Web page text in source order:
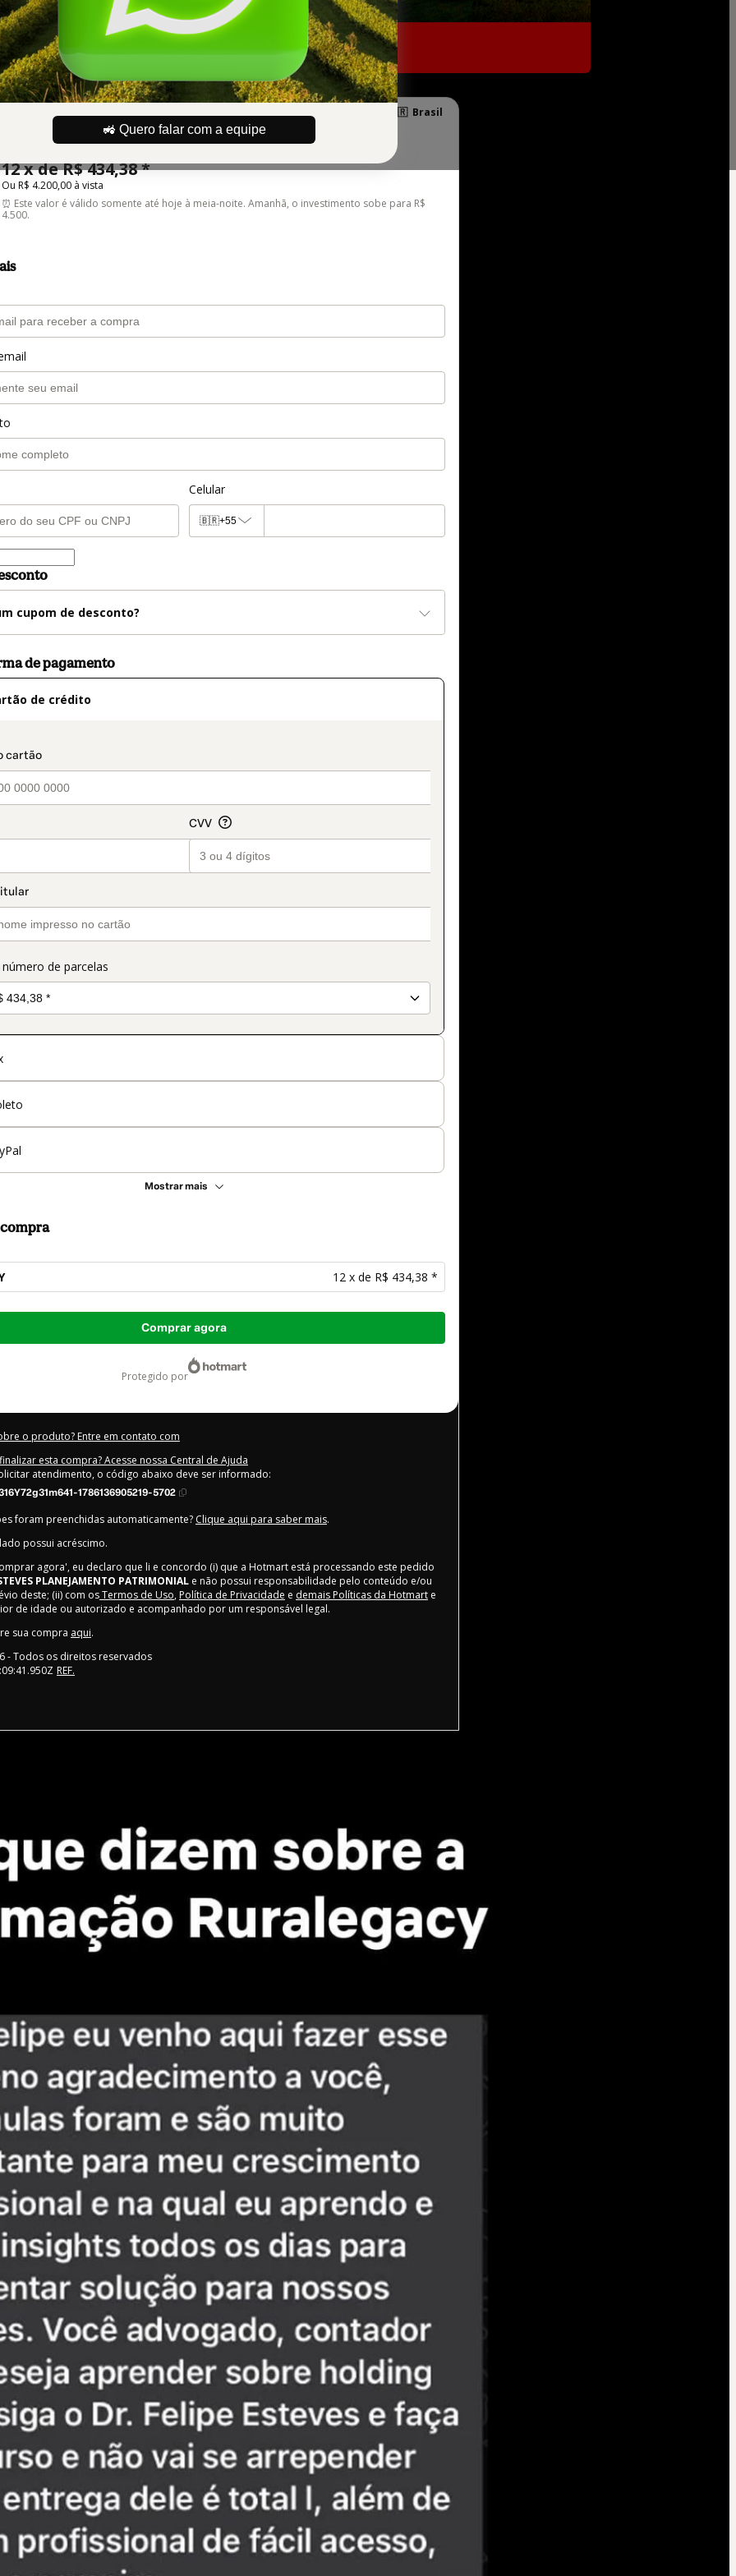
🚜 Quero falar com a equipe
🇧🇷 Brasil
RURALEGACY
12 x de R$ 434,38 *
Ou R$ 4.200,00 à vista
⏰ Este valor é válido somente até hoje à meia-noite. Amanhã, o investimento sobe para R$
4.500.
Celular
🇧🇷+55
cupom de desconto?
de pagamento
de crédito
de parcelas
Mostrar mais
12 x de R$ 434,38 *
Comprar agora
protegido por
o produto? Entre em contato com
esta compra? Acesse nossa Central de Ajuda
atendimento, o código abaixo deve ser informado:
1786136905219-5702
foram preenchidas automaticamente? Clique aqui para saber mais.
possui acréscimo.
agora', eu declaro que li e concordo (i) que a Hotmart está processando este pedido
PLANEJAMENTO PATRIMONIAL e não possui responsabilidade pelo conteúdo e/ou
deste; (ii) com osTermos de Uso, Política de Privacidade e demais Políticas da Hotmart e
de idade ou autorizado e acompanhado por um responsável legal.
sua compra aqui.
- Todos os direitos reservados
REF.